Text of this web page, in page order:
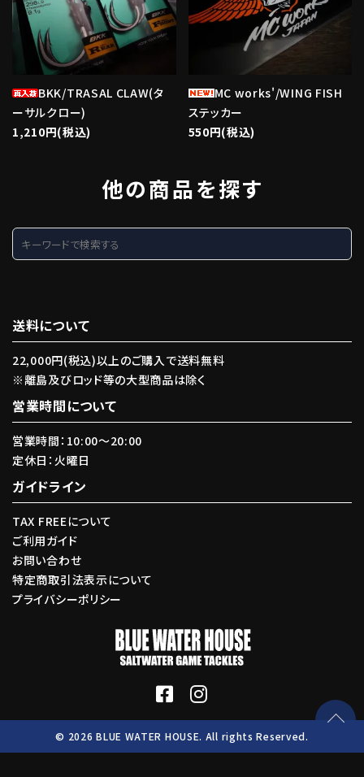
BKK/TRASAL CLAW(タ
ーサルクロー)
1,210円(税込)
MC works'/WING FISH
ステッカー
550円(税込)
他の商品を探す
送料について
22,000円(税込)以上のご購入で送料無料
※離島及びロッド等の大型商品は除く
営業時間について
営業時間：10:00〜20:00
定休日：火曜日
ガイドライン
TAX FREEについて
ご利用ガイド
お問い合わせ
特定商取引法表示について
プライバシーポリシー
© 2026 BLUE WATER HOUSE. All rights Reserved.